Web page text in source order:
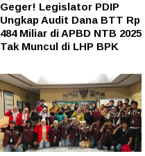
Geger! Legislator PDIP
Ungkap Audit Dana BTT Rp
484 Miliar di APBD NTB 2025
Tak Muncul di LHP BPK